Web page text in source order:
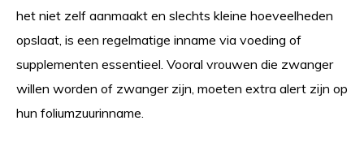
het niet zelf aanmaakt en slechts kleine hoeveelheden
opslaat, is een regelmatige inname via voeding of
supplementen essentieel. Vooral vrouwen die zwanger
willen worden of zwanger zijn, moeten extra alert zijn op
hun foliumzuurinname.